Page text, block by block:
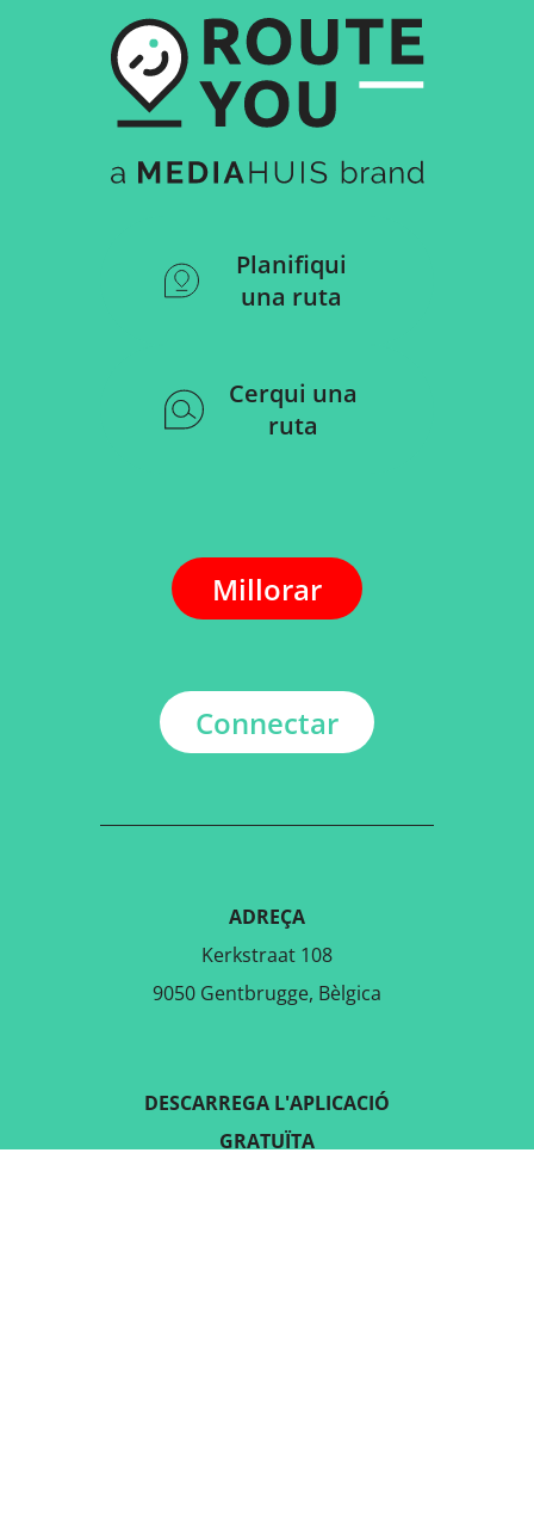
Planifiqui
una ruta
Cerqui una
ruta
Millorar
Connectar
ADREÇA
Kerkstraat 108
9050 Gentbrugge, Bèlgica
DESCARREGA L'APLICACIÓ
GRATUÏTA